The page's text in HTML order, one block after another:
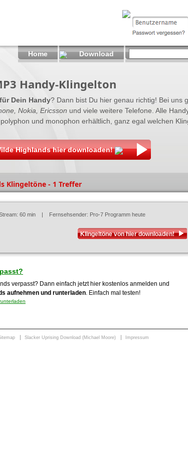
Handy-Klingelton
Dein Handy? Dann bist Du hier genau richtig! Bei uns
Nokia, Ericsson und viele weitere Telefone. Alle
und monophon erhältlich, ganz egal welchen
Highlands hier downloaden!
Klingeltöne - 1 Treffer
60 min | Fernsehsender: Pro-7 Programm heute
Klingeltöne von hier downloaden!
verpasst? Dann einfach jetzt hier kostenlos anmelden und
aufnehmen und runterladen. Einfach mal testen!
Home Download
Slacker Uprising Download (Michael Moore) Impressum